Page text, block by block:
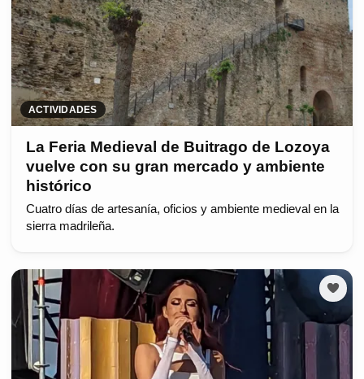
ACTIVIDADES
La Feria Medieval de Buitrago de Lozoya
vuelve con su gran mercado y ambiente
histórico
Cuatro días de artesanía, oficios y ambiente medieval en la
sierra madrileña.